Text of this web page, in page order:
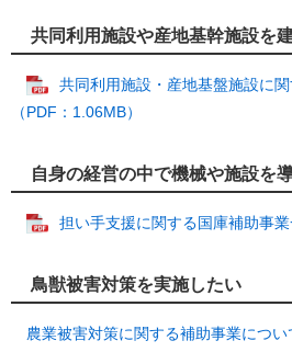
共同利用施設や産地基幹施設を
共同利用施設・産地基盤施設に
（PDF：1.06MB）
自身の経営の中で機械や施設を
担い手支援に関する国庫補助事業
鳥獣被害対策を実施したい
農業被害対策に関する補助事業につい